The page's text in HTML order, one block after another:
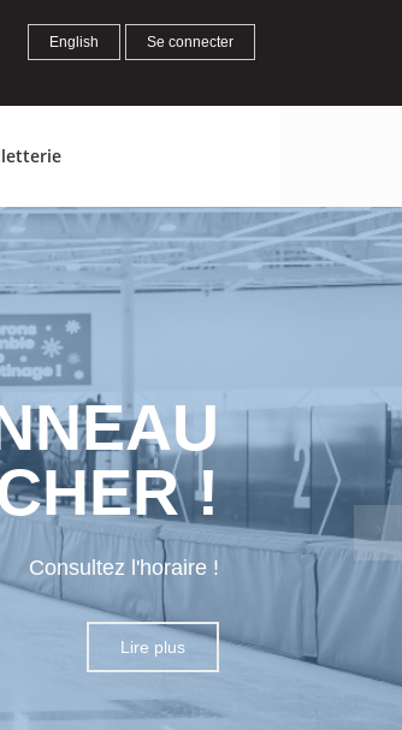
English Se connecter
!
Consultez l'horaire !
Lire plus